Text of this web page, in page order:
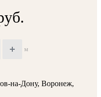
м
на-Дону, Воронеж,